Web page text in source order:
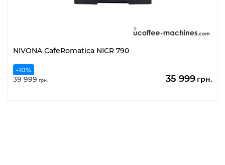
NIVONA CafeRomatica NICR 790
-10%
39 999 грн. 35 999 грн.